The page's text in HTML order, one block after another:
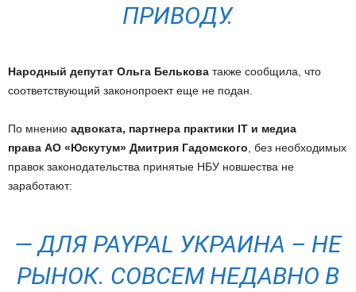
ПРИВОДУ.
Народный депутат Ольга Белькова также сообщила, что
соответствующий законопроект еще не подан.
По мнению адвоката, партнера практики IT и медиа
права АО «Юскутум» Дмитрия Гадомского , без необходимых
правок законодательства принятые НБУ новшества не
заработают:
— ДЛЯ PAYPAL УКРАИНА – НЕ
РЫНОК. СОВСЕМ НЕДАВНО В